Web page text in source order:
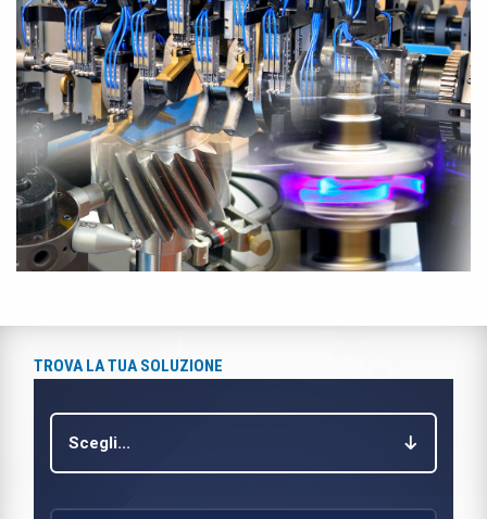
TROVA LA TUA SOLUZIONE
Scegli...